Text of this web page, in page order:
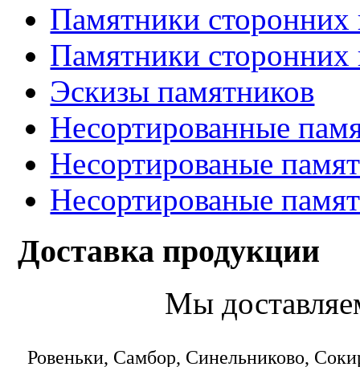
Памятники сторонних
Памятники сторонних
Эскизы памятников
Несортированные
Несортированые
Несортированые
Доставка продукции
Мы
Ровеньки, Самбор, Синельниково,